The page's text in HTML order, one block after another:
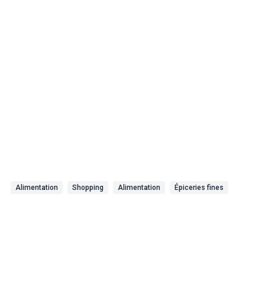
Alimentation Shopping Alimentation Épiceries fines